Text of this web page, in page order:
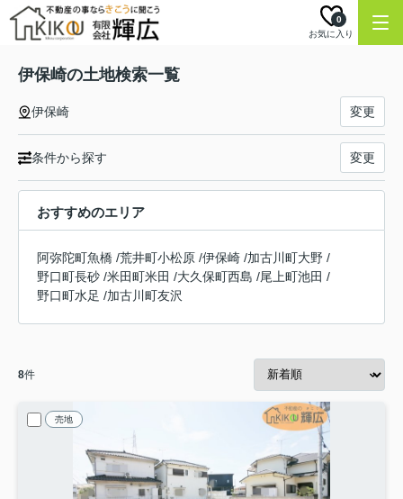
お気に入り
0
伊保崎の土地検索一覧
伊保崎 変更
条件から探す 変更
おすすめのエリア
阿弥陀町魚橋 /荒井町小松原 /伊保崎 /加古川町大野 /
野口町長砂 /米田町米田 /大久保町西島 /尾上町池田 /
野口町水足 /加古川町友沢
8件
売地